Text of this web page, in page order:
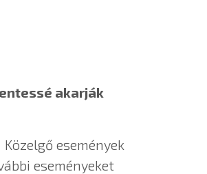
akarják
események
eseményeket